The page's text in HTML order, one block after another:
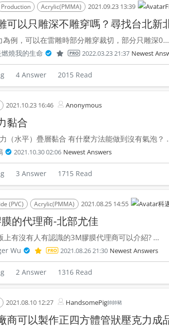
Production Acrylic(PMMA) 2021.09.23 13:39
可以只雕深不雕穿嗎？尋找台北新
例，可以在雷雕時部分雕穿裁切，部分只雕深0...
燒我的生命 2022.03.23 21:37 Newest
4 Answer 2015 Read
2021.10.23 16:46 Anonymous
黏合
（水平）疊層黏合 有什麼方法能做到沒有氣泡？
2021.10.30 02:06 Newest Answers
3 Answer 1715 Read
(PVC) Acrylic(PMMA) 2021.08.25 14:55 科
的代理商-北部尤佳
上有沒有人有認識的3M膠膜代理商可以介紹? ...
Wu 2021.08.26 21:30 Newest Answers
2 Answer 1316 Read
2021.08.10 12:27 HandsomePig帥帥豬
商可以製作正四方體管狀壓克力成